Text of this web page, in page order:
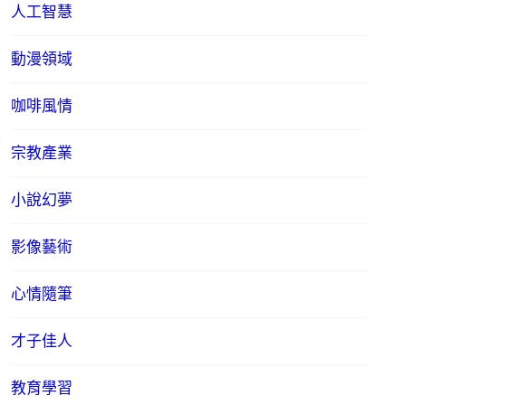
人工智慧
動漫領域
咖啡風情
宗教產業
小說幻夢
影像藝術
心情隨筆
才子佳人
教育學習